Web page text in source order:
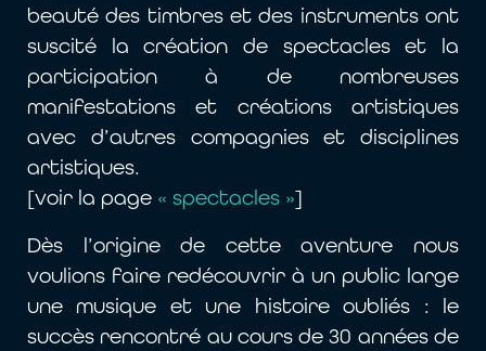
beauté des timbres et des instruments ont
suscité la création de spectacles et la
participation à de nombreuses
manifestations et créations artistiques
avec d’autres compagnies et disciplines
artistiques.
[voir la page « spectacles »]
Dès l’origine de cette aventure nous
voulions faire redécouvrir à un public large
une musique et une histoire oubliés : le
succès rencontré au cours de 30 années de